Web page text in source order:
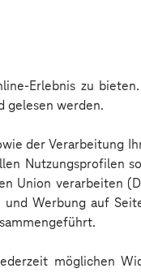
Erlebnis zu
gelesen werden.
der Verarbeitung
Nutzungsprofilen
Union verarbeiten
Werbung auf
möglichen
bringt Ordnung ins